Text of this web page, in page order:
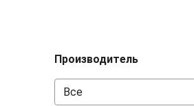
Производитель